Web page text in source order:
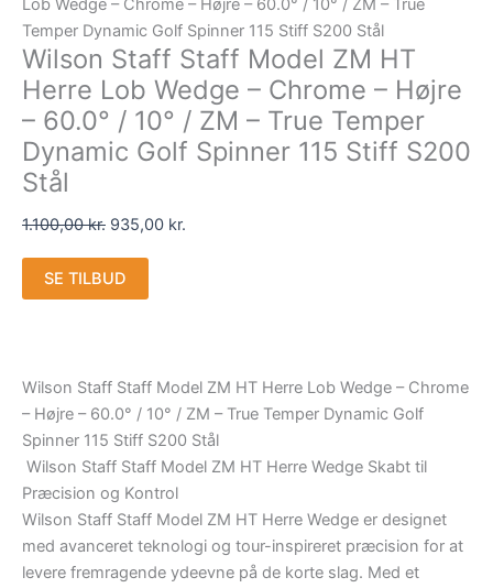
Lob Wedge – Chrome – Højre – 60.0° / 10° / ZM – True
Temper Dynamic Golf Spinner 115 Stiff S200 Stål
Wilson Staff Staff Model ZM HT
Herre Lob Wedge – Chrome – Højre
– 60.0° / 10° / ZM – True Temper
Dynamic Golf Spinner 115 Stiff S200
Stål
1.100,00kr. 935,00 kr.
SE TILBUD
Wilson Staff Staff Model ZM HT Herre Lob Wedge – Chrome
– Højre – 60.0° / 10° / ZM – True Temper Dynamic Golf
Spinner 115 Stiff S200 Stål
Wilson Staff Staff Model ZM HT Herre Wedge Skabt til
Præcision og Kontrol
Wilson Staff Staff Model ZM HT Herre Wedge er designet
med avanceret teknologi og tour-inspireret præcision for at
levere fremragende ydeevne på de korte slag. Med et